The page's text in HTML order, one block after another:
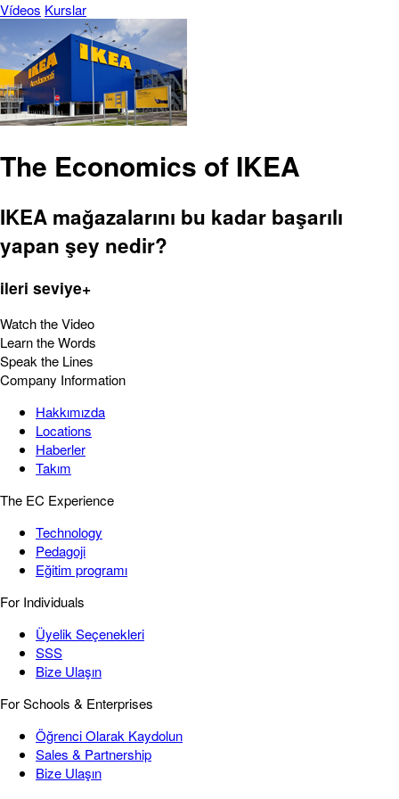
Vídeos Kurslar
The Economics of IKEA
IKEA mağazalarını bu kadar başarılı
yapan şey nedir?
ileri seviye+
Watch the Video
Learn the Words
Speak the Lines
Company Information
Hakkımızda
Locations
Haberler
Takım
The EC Experience
Technology
Pedagoji
Eğitim programı
For Individuals
Üyelik Seçenekleri
SSS
Bize Ulaşın
For Schools & Enterprises
Öğrenci Olarak Kaydolun
Sales & Partnership
Bize Ulaşın